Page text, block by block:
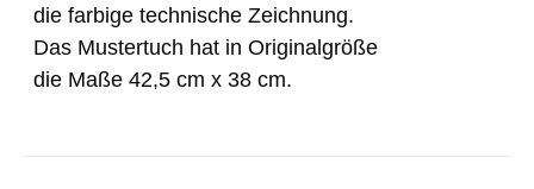
die farbige technische Zeichnung.
Das Mustertuch hat in Originalgröße
die Maße 42,5 cm x 38 cm.